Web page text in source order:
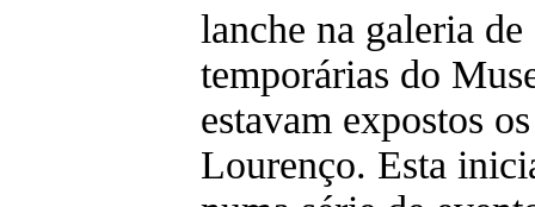
lanche na galeria de
temporárias do
estavam expostos
Lourenço. Esta